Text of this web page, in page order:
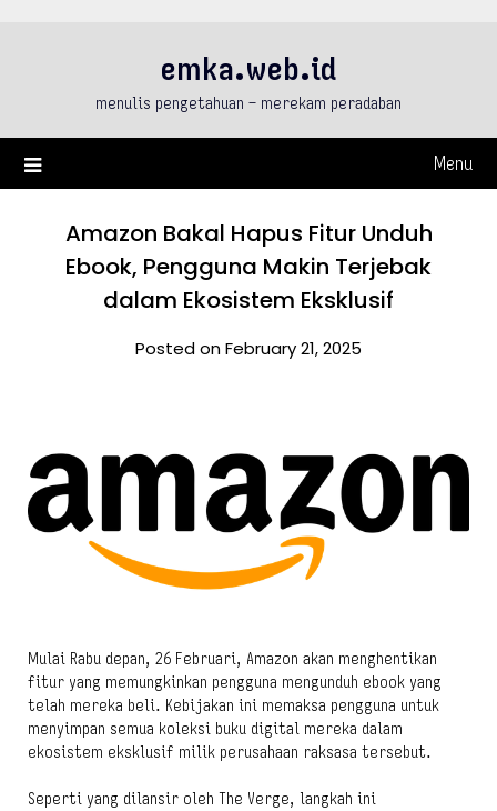
emka.web.id
menulis pengetahuan – merekam peradaban
Menu
Amazon Bakal Hapus Fitur Unduh
Ebook, Pengguna Makin Terjebak
dalam Ekosistem Eksklusif
Posted on February 21, 2025
Mulai Rabu depan, 26 Februari, Amazon akan menghentikan
fitur yang memungkinkan pengguna mengunduh ebook yang
telah mereka beli. Kebijakan ini memaksa pengguna untuk
menyimpan semua koleksi buku digital mereka dalam
ekosistem eksklusif milik perusahaan raksasa tersebut.
Seperti yang dilansir oleh The Verge, langkah ini